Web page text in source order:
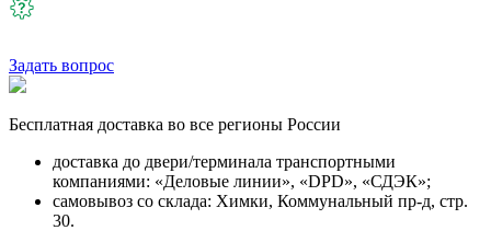
Задать вопрос
Бесплатная доставка во все регионы России
доставка до двери/терминала транспортными
компаниями: «Деловые линии», «DPD», «СДЭК»;
самовывоз со склада: Химки, Коммунальный пр-д, стр.
30.